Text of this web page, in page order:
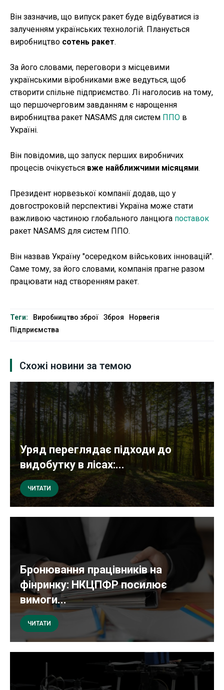
Він зазначив, що випуск ракет буде відбуватися із
залученням українських технологій. Планується
виробництво сотень ракет.
За його словами, переговори з місцевими
українськими віробниками вже ведуться, щоб
створити спільне підприємство. Лі наголосив на тому,
що першочерговим завданням є нарощення
виробництва ракет NASAMS для систем ППО в
Україні.
Він повідомив, що запуск перших виробничих
процесів очікується вже найближчими місяцями.
Президент норвезької компанії додав, що у
довгостроковій перспективі Україна може стати
важливою частиною глобального ланцюга поставок
ракет NASAMS для систем ППО.
Він назвав Україну "осередком військових інновацій".
Саме тому, за його словами, компанія прагне разом
працювати над створенням ракет.
Теги: Виробництво зброї Зброя
Норвегія
Підприємства
Схожі новини за темою
Уряд переглядає підходи до
видобутку в лісах:...
ЧИТАТИ
Бронювання працівників на
фінринку: НКЦПФР посилює
вимоги...
ЧИТАТИ